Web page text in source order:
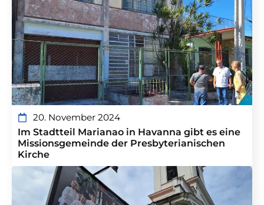
20. November 2024
Im Stadtteil Marianao in Havanna gibt es eine
Missionsgemeinde der Presbyterianischen
Kirche